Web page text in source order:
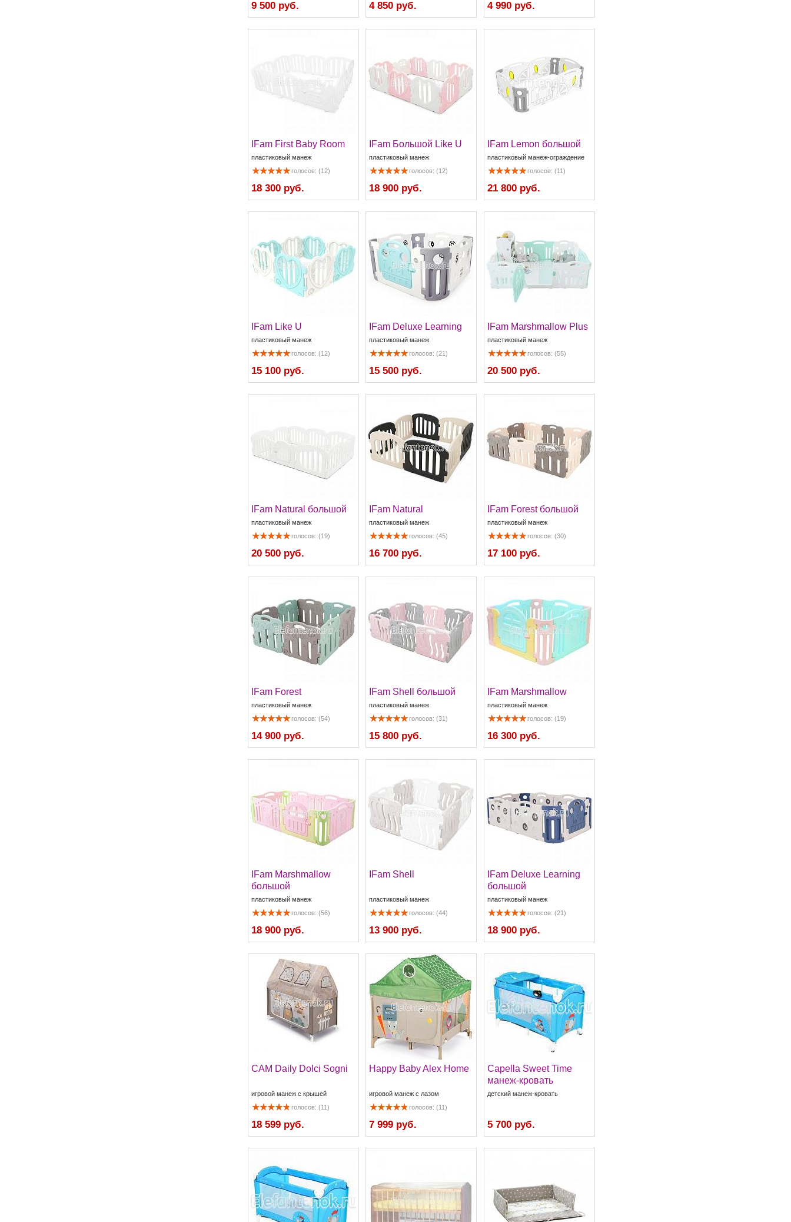
9 500 руб. 4 850 руб. 4 990 руб.
IFam First Baby Room IFam Большой Like U IFam Lemon большой
пластиковый манеж
голосов: (12)
пластиковый манеж
голосов: (12)
пластиковый манеж-ограждение
голосов: (11)
18 300 руб. 18 900 руб. 21 800 руб.
IFam Like U IFam Deluxe Learning IFam Marshmallow Plus
пластиковый манеж
голосов: (12)
пластиковый манеж
голосов: (21)
пластиковый манеж
голосов: (55)
15 100 руб. 15 500 руб. 20 500 руб.
IFam Natural большой IFam Natural IFam Forest большой
пластиковый манеж
голосов: (19)
пластиковый манеж
голосов: (45)
пластиковый манеж
голосов: (30)
20 500 руб. 16 700 руб. 17 100 руб.
IFam Forest IFam Shell большой IFam Marshmallow
пластиковый манеж
голосов: (54)
пластиковый манеж
голосов: (31)
пластиковый манеж
голосов: (19)
14 900 руб. 15 800 руб. 16 300 руб.
IFam Marshmallow
большой
IFam Shell
IFam Deluxe Learning
большой
пластиковый манеж
голосов: (56)
пластиковый манеж
голосов: (44)
пластиковый манеж
голосов: (21)
18 900 руб. 13 900 руб. 18 900 руб.
CAM Daily Dolci Sogni Happy Baby Alex Home
Capella Sweet Time
манеж-кровать
игровой манеж с крышей
голосов: (11)
игровой манеж с лазом
голосов: (11)
детский манеж-кровать
18 599 руб. 7 999 руб. 5 700 руб.